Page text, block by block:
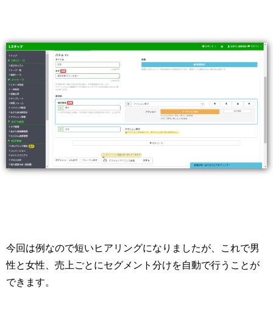
今回は例なので短いヒアリングになりましたが、これで男
性と女性、売上ごとにセグメント分けを自動で行うことが
できます。